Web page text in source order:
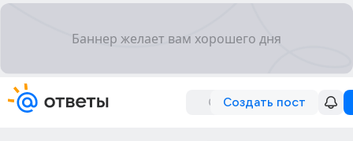
Создать пост